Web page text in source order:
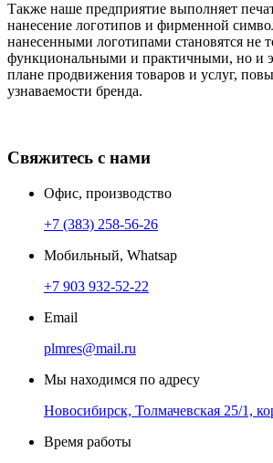
Также наше предприятие выполняет
нанесение логотипов и фирменной
нанесенными логотипами становятся не
функциональными и практичными, но и
плане продвижения товаров и услуг,
узнаваемости бренда.
Свяжитесь с нами
Офис, производство
+7 (383) 258-56-26
Мобильный, Whatsap
+7 903 932-52-22
Email
plmres@mail.ru
Мы находимся по адресу
Новосибирск, Толмачевская 25/1,
Время работы